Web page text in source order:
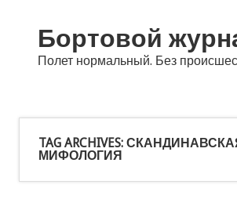
Бортовой
Полет нормальный. Без
TAG ARCHIVES:
МИФОЛОГИЯ